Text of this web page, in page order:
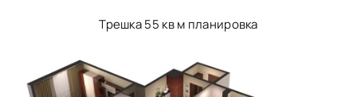
Трешка 55 кв м планировка